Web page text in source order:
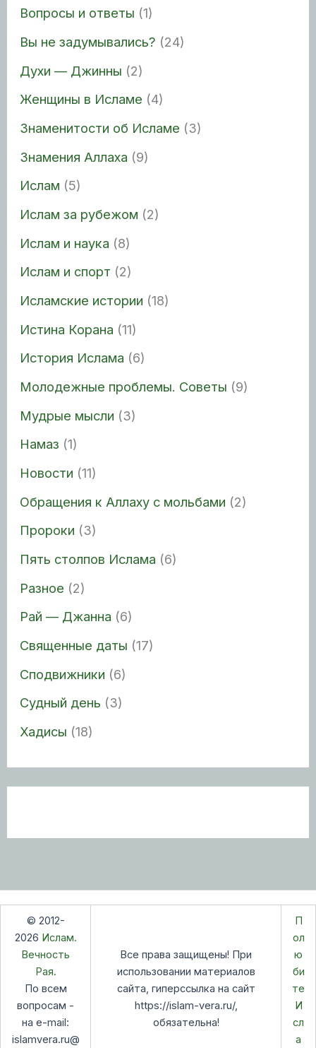
Вопросы и ответы (1)
Вы не задумывались? (24)
Духи — Джинны (2)
Женщины в Исламе (4)
Знаменитости об Исламе (3)
Знамения Аллаха (9)
Ислам (5)
Ислам за рубежом (2)
Ислам и наука (8)
Ислам и спорт (2)
Исламские истории (18)
Истина Корана (11)
История Ислама (6)
Молодежные проблемы. Советы (9)
Мудрые мысли (3)
Намаз (1)
Новости (11)
Обращения к Аллаху с мольбами (2)
Пророки (3)
Пять столпов Ислама (6)
Разное (2)
Рай — Джанна (6)
Священные даты (17)
Сподвижники (6)
Судный день (3)
Хадисы (18)
© 2012-
2026 Ислам.
Вечность
Рая.
По всем
вопросам -
на e-mail:
islamvera.ru@
Все права защищены! При
использовании материалов
сайта, гиперссылка на сайт
https://islam-vera.ru/,
обязательна!
П
ол
ю
би
те
И
сл
а